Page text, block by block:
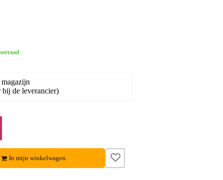
bij de leverancier)
In mijn winkelwagen